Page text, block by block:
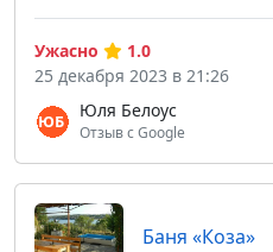
Юля Белоус
Отзыв с Google
Ужасно
1.0
25 декабря 2023 в 21:26
Баня «Коза»